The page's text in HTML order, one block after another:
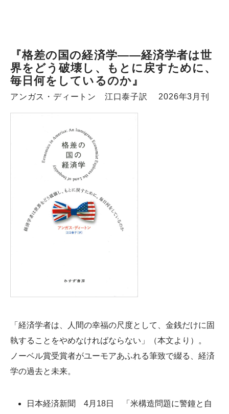
『格差の国の経済学――経済学者は世
界をどう破壊し、もとに戻すために、
毎日何をしているのか』
アンガス・ディートン 江口泰子訳 2026年3月刊
「経済学者は、人間の幸福の尺度として、金銭だけに固
執することをやめなければならない」（本文より）。
ノーベル賞受賞者がユーモアあふれる筆致で綴る、経済
学の過去と未来。
日本経済新聞 4月18日 「米構造問題に警鐘と自